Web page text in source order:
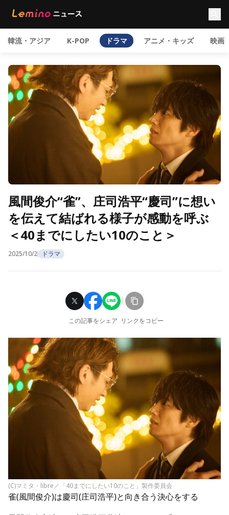
韓流・アジア K-POP ドラマ アニメ・キッズ 映画
風間俊介“雀”、庄司浩平“慶司”に想い
を伝えて結ばれる様子が感動を呼ぶ
＜40までにしたい10のこと＞
2025/10/2 ドラマ
この記事をシェア リンクをコピー
(C)マミタ・libre／「40までにしたい10のこと」製作委員会
雀(風間俊介)は慶司(庄司浩平)と向き合う決心をする